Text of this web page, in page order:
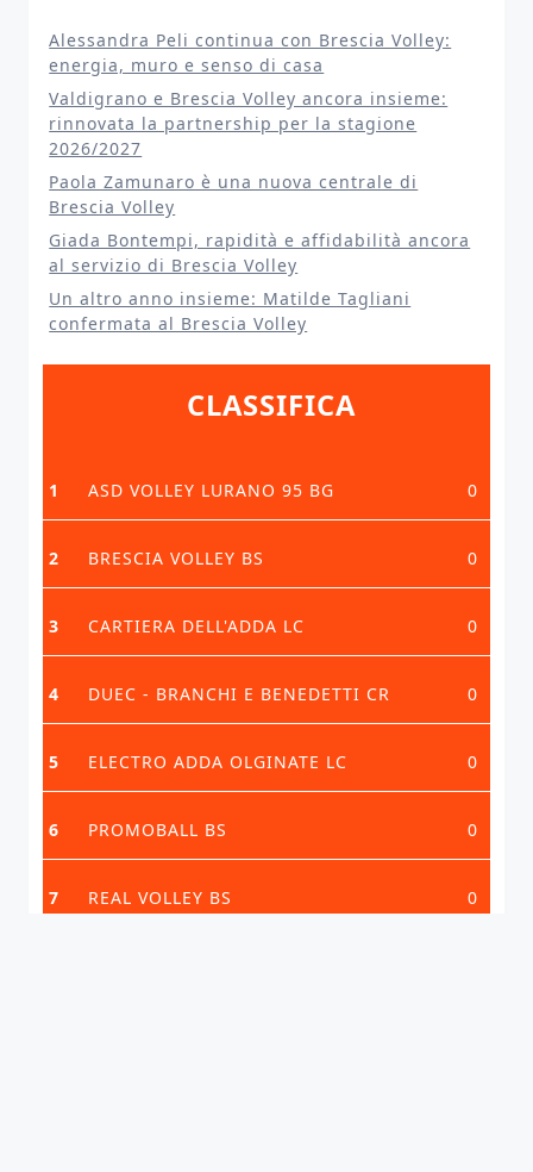
Alessandra Peli continua con Brescia Volley:
energia, muro e senso di casa
Valdigrano e Brescia Volley ancora insieme:
rinnovata la partnership per la stagione
2026/2027
Paola Zamunaro è una nuova centrale di
Brescia Volley
Giada Bontempi, rapidità e affidabilità ancora
al servizio di Brescia Volley
Un altro anno insieme: Matilde Tagliani
confermata al Brescia Volley
CLASSIFICA
1 ASD VOLLEY LURANO 95 BG 0
2 BRESCIA VOLLEY BS 0
3 CARTIERA DELL'ADDA LC 0
4 DUEC - BRANCHI E BENEDETTI CR 0
5 ELECTRO ADDA OLGINATE LC 0
6 PROMOBALL BS 0
7 REAL VOLLEY BS 0